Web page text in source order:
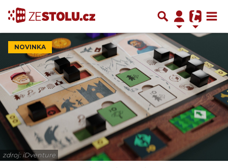
NOVINKA
zdroj: iDventure